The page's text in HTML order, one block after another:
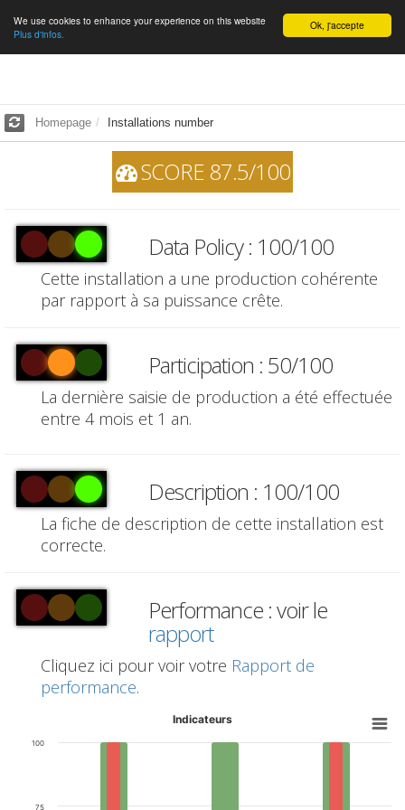
English Ok, j'accepte
We use cookies to enhance your experience on this website
Plus d'infos.
Homepage Installations number
SCORE 87.5/100
Data Policy : 100/100
Cette installation a une production cohérente
par rapport à sa puissance crête.
Participation : 50/100
La dernière saisie de production a été effectuée
entre 4 mois et 1 an.
Description : 100/100
La fiche de description de cette installation est
correcte.
Performance : voir le
rapport
Cliquez ici pour voir votre Rapport de
performance.
Indicateurs
75
100